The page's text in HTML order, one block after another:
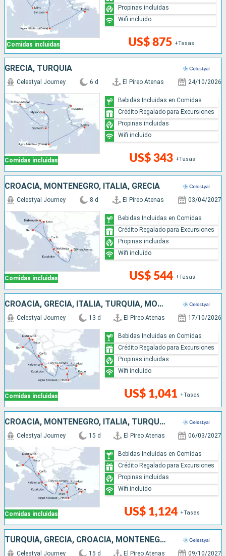
Comidas incluidas US$ 875 +Tasas
Propinas incluidas
Wifi incluido
GRECIA, TURQUÍA
Comidas incluidas
Celestyal Journey 6 d El Pireo Atenas 24/10/2026
US$ 343 +Tasas
Bebidas Incluidas en Comidas
Crédito Regalado para Excursiones
Propinas incluidas
Wifi incluido
CROACIA, MONTENEGRO, ITALIA, GRECIA
Comidas incluidas
Celestyal Journey 8 d El Pireo Atenas 03/04/2027
US$ 544 +Tasas
Bebidas Incluidas en Comidas
Crédito Regalado para Excursiones
Propinas incluidas
Wifi incluido
CROACIA, GRECIA, ITALIA, TURQUÍA, MONTENEGRO
Comidas incluidas
Celestyal Journey 13 d El Pireo Atenas 17/10/2026
US$ 1,041 +Tasas
Bebidas Incluidas en Comidas
Crédito Regalado para Excursiones
Propinas incluidas
Wifi incluido
CROACIA, MONTENEGRO, ITALIA, TURQUÍA, GRECIA
Comidas incluidas
Celestyal Journey 15 d El Pireo Atenas 06/03/2027
US$ 1,124 +Tasas
Bebidas Incluidas en Comidas
Crédito Regalado para Excursiones
Propinas incluidas
Wifi incluido
TURQUÍA, GRECIA, CROACIA, MONTENEGRO, ITALIA
Celestyal Journey 15 d El Pireo Atenas 09/10/2027